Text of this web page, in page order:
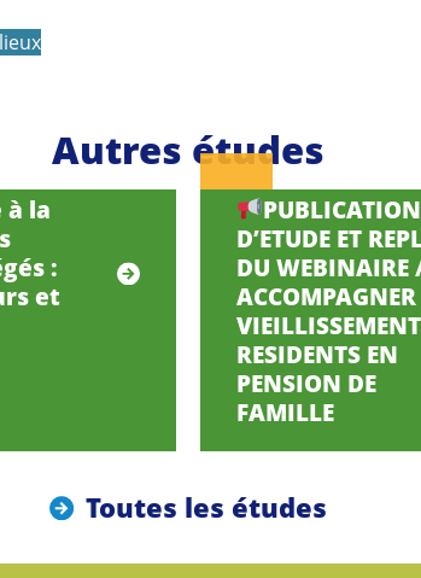
Autres études
à la
:
et
PUBLICATION
D’ETUDE ET
DU WEBINAIRE
ACCOMPAGNER
RESIDENTS EN
PENSION DE
FAMILLE
Toutes les études